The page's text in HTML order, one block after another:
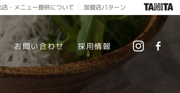
店・メニュー提供について 加盟店パターン
お問い合わせ 採用情報